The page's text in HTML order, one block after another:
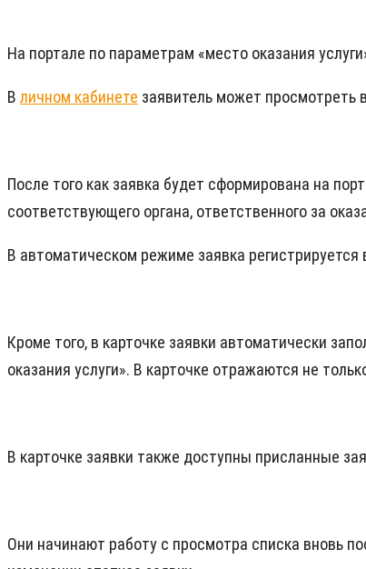
На портале по параметрам «место оказания
В личном кабинете заявитель может просмотреть
После того как заявка будет сформирована на
соответствующего органа, ответственного за
В автоматическом режиме заявка
Кроме того, в карточке заявки автоматически
оказания услуги». В карточке отражаются не
В карточке заявки также доступны присланные
Они начинают работу с просмотра списка вновь